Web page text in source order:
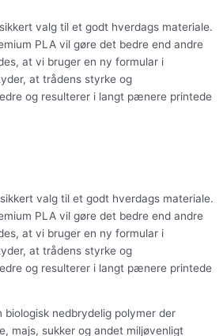
valg til et godt hverdags materiale.
PLA vil gøre det bedre end andre
at vi bruger en ny formular i
at trådens styrke og
og resulterer i langt pænere printede
valg til et godt hverdags materiale.
PLA vil gøre det bedre end andre
at vi bruger en ny formular i
at trådens styrke og
og resulterer i langt pænere printede
biologisk nedbrydelig polymer der
majs, sukker og andet miljøvenligt